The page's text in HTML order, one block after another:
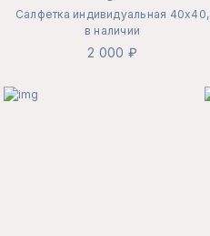
Салфетка индивидуальная 40х40,
в наличии
2 000 ₽